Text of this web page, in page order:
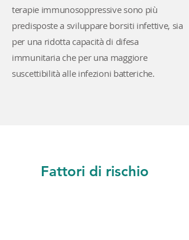
terapie immunosoppressive sono più
predisposte a sviluppare borsiti infettive, sia
per una ridotta capacità di difesa
immunitaria che per una maggiore
suscettibilità alle infezioni batteriche.
Fattori di rischio